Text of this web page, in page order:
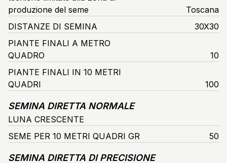
produzione del seme
Toscana
DISTANZE DI SEMINA
30X30
PIANTE FINALI A METRO
QUADRO
10
PIANTE FINALI IN 10 METRI
QUADRI
100
SEMINA DIRETTA NORMALE
LUNA CRESCENTE
SEME PER 10 METRI QUADRI GR
50
SEMINA DIRETTA DI PRECISIONE